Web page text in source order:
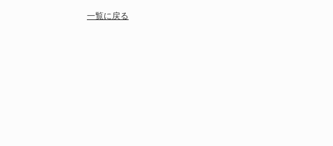
一覧に戻る